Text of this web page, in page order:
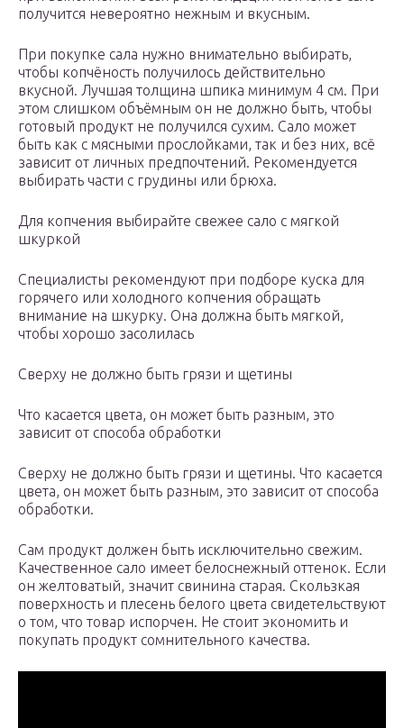
получится невероятно нежным и вкусным.
При покупке сала нужно внимательно выбирать,
чтобы копчёность получилось действительно
вкусной. Лучшая толщина шпика минимум 4 см. При
этом слишком объёмным он не должно быть, чтобы
готовый продукт не получился сухим. Сало может
быть как с мясными прослойками, так и без них, всё
зависит от личных предпочтений. Рекомендуется
выбирать части с грудины или брюха.
Для копчения выбирайте свежее сало с мягкой
шкуркой
Специалисты рекомендуют при подборе куска для
горячего или холодного копчения обращать
внимание на шкурку. Она должна быть мягкой,
чтобы хорошо засолилась
Сверху не должно быть грязи и щетины
Что касается цвета, он может быть разным, это
зависит от способа обработки
Сверху не должно быть грязи и щетины. Что касается
цвета, он может быть разным, это зависит от способа
обработки.
Сам продукт должен быть исключительно свежим.
Качественное сало имеет белоснежный оттенок. Если
он желтоватый, значит свинина старая. Скользкая
поверхность и плесень белого цвета свидетельствуют
о том, что товар испорчен. Не стоит экономить и
покупать продукт сомнительного качества.